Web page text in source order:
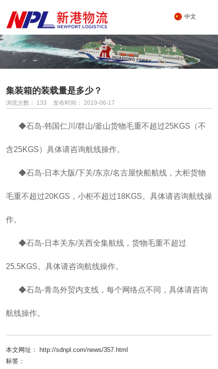
中文
集装箱的装载量是多少？
浏览次数： 133 发布时间： 2019-06-17
◆石岛-韩国仁川/群山/釜山货物毛重不超过25KGS（不
含25KGS）具体请咨询航线操作。
◆石岛-日本大阪/下关/东京/名古屋快船航线，大柜货物
毛重不超过20KGS，小柜不超过18KGS。具体请咨询航线操
作。
◆石岛-日本关东/关西全集航线，货物毛重不超过
25.5KGS。具体请咨询航线操作。
◆石岛-青岛外贸内支线，每个网络点不同，具体请咨询
航线操作。
本文网址： http://sdnpl.com/news/357.html
标签：